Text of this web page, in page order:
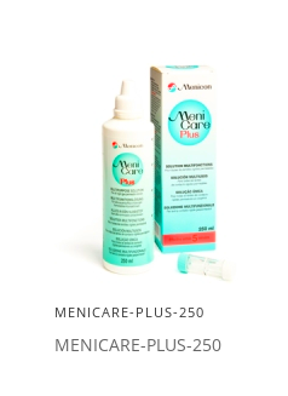
MENICARE-PLUS-250
MENICARE-PLUS-250